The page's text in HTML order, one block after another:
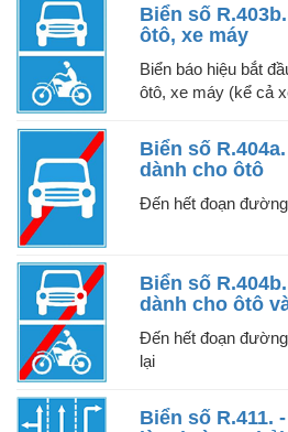
Biển số
ôtô, xe máy
Biển báo hiệu bắt
ôtô, xe máy (kể cả
Biển số
dành cho ôtô
Đến hết đoạn
Biển số
dành cho ôtô
Đến hết đoạn
lại
Biển số R.411.